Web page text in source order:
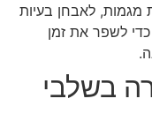
מגמות, לאבחן בעיות
כדי לשפר את זמן
בשלבי